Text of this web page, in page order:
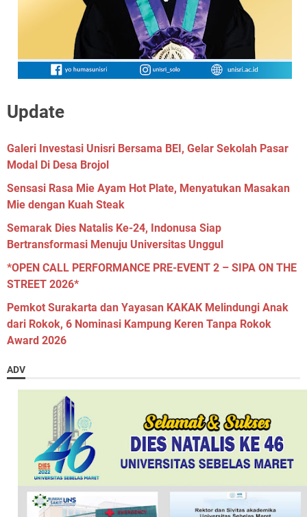
Update
Galeri Investasi Unisri Bersama BEI, Gelar Sekolah Pasar
Modal Di Desa Brojol
Sensasi Rasa Mie Ayam Hot Plate, Menyatukan Masakan
Mie dengan Kuah Steak
Semarak Dies Natalis Ke-24, Indonusa Siap
Bertransformasi Menuju Universitas Unggul
*OPEN CALL PERFORMANCE PRE-EVENT 2 – SIPA ON THE
STREET 2026*
Pemkot Surakarta dan Yayasan KAKAK Melindungi Anak
dari Rokok, 6 Nominasi Kampung Keren Tanpa Rokok
Award 2026
ADV